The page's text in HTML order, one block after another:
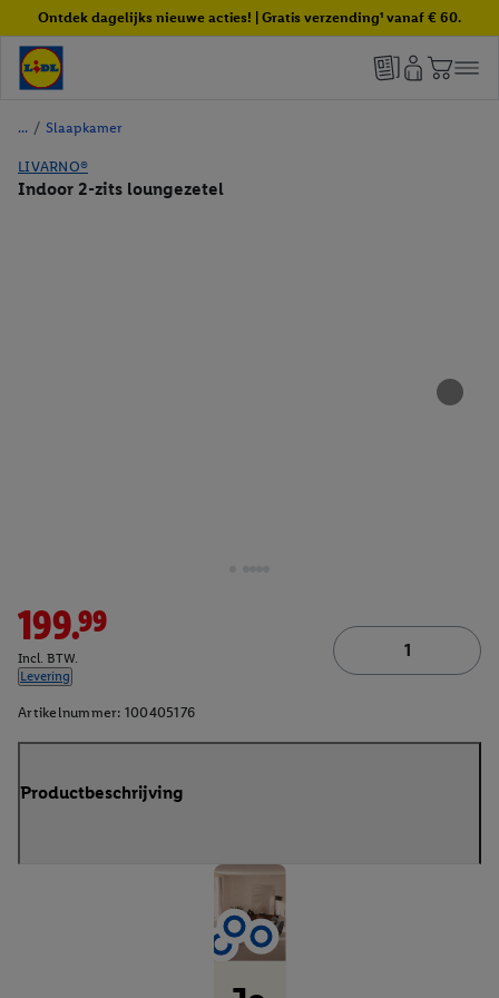
Ontdek dagelijks nieuwe acties! | Gratis verzending¹ vanaf € 60.
/ Slaapkamer
LIVARNO®
Indoor 2-zits loungezetel
199.99
Incl. BTW.
Levering
Artikelnummer: 100405176
Productbeschrijving